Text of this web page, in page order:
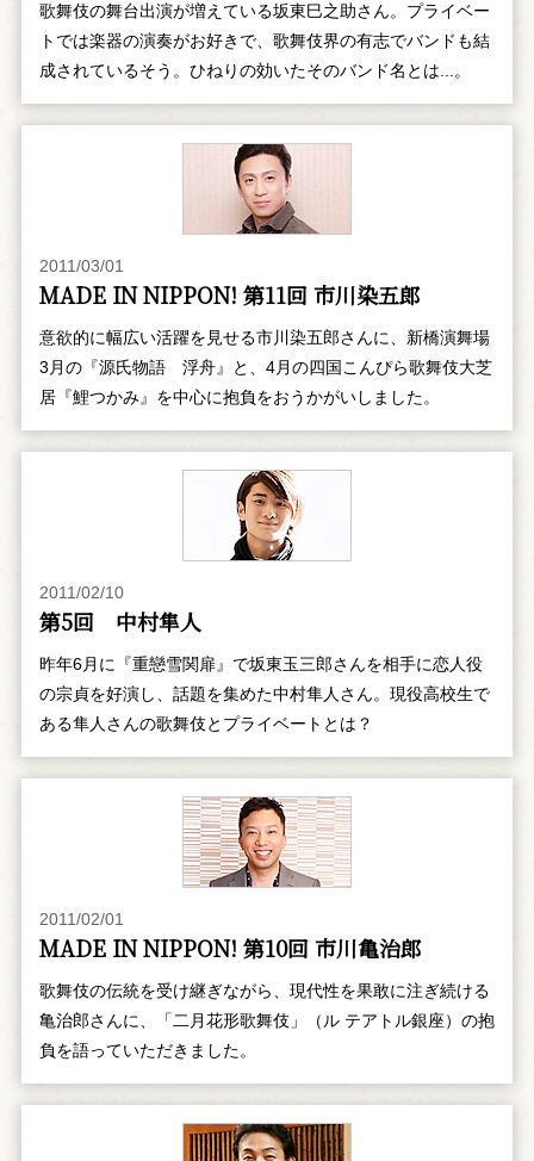
歌舞伎の舞台出演が増えている坂東巳之助さん。プライベー
トでは楽器の演奏がお好きで、歌舞伎界の有志でバンドも結
成されているそう。ひねりの効いたそのバンド名とは...。
2011/03/01
MADE IN NIPPON! 第11回 市川染五郎
意欲的に幅広い活躍を見せる市川染五郎さんに、新橋演舞場
3月の『源氏物語 浮舟』と、4月の四国こんぴら歌舞伎大芝
居『鯉つかみ』を中心に抱負をおうかがいしました。
2011/02/10
第5回 中村隼人
昨年6月に『重戀雪関扉』で坂東玉三郎さんを相手に恋人役
の宗貞を好演し、話題を集めた中村隼人さん。現役高校生で
ある隼人さんの歌舞伎とプライベートとは？
2011/02/01
MADE IN NIPPON! 第10回 市川亀治郎
歌舞伎の伝統を受け継ぎながら、現代性を果敢に注ぎ続ける
亀治郎さんに、「二月花形歌舞伎」（ル テアトル銀座）の抱
負を語っていただきました。